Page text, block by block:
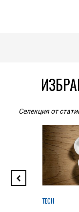
Селекция от
TECH